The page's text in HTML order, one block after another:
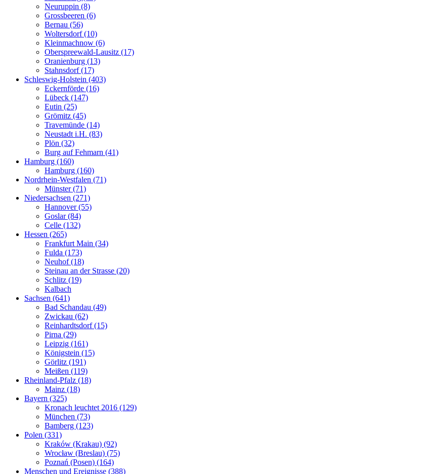
Neuruppin (8)
Grossbeeren (6)
Bernau (56)
Woltersdorf (10)
Kleinmachnow (6)
Oberspreewald-Lausitz (17)
Oranienburg (13)
Stahnsdorf (17)
Schleswig-Holstein (403)
Eckernförde (16)
Lübeck (147)
Eutin (25)
Grömitz (45)
Travemünde (14)
Neustadt i.H. (83)
Plön (32)
Burg auf Fehmarn (41)
Hamburg (160)
Hamburg (160)
Nordrhein-Westfalen (71)
Münster (71)
Niedersachsen (271)
Hannover (55)
Goslar (84)
Celle (132)
Hessen (265)
Frankfurt Main (34)
Fulda (173)
Neuhof (18)
Steinau an der Strasse (20)
Schlitz (19)
Kalbach
Sachsen (641)
Bad Schandau (49)
Zwickau (62)
Reinhardtsdorf (15)
Pirna (29)
Leipzig (161)
Königstein (15)
Görlitz (191)
Meißen (119)
Rheinland-Pfalz (18)
Mainz (18)
Bayern (325)
Kronach leuchtet 2016 (129)
München (73)
Bamberg (123)
Polen (331)
Kraków (Krakau) (92)
Wrocław (Breslau) (75)
Poznań (Posen) (164)
Menschen und Ereignisse (388)